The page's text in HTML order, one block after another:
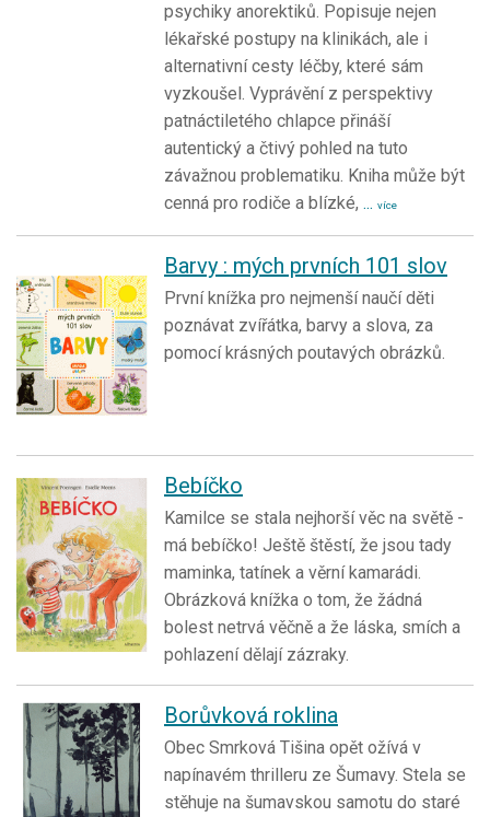
psychiky anorektiků. Popisuje nejen
lékařské postupy na klinikách, ale i
alternativní cesty léčby, které sám
vyzkoušel. Vyprávění z perspektivy
patnáctiletého chlapce přináší
autentický a čtivý pohled na tuto
závažnou problematiku. Kniha může být
cenná pro rodiče a blízké, ... více
Barvy : mých prvních 101 slov
První knížka pro nejmenší naučí děti
poznávat zvířátka, barvy a slova, za
pomocí krásných poutavých obrázků.
Bebíčko
Kamilce se stala nejhorší věc na světě -
má bebíčko! Ještě štěstí, že jsou tady
maminka, tatínek a věrní kamarádi.
Obrázková knížka o tom, že žádná
bolest netrvá věčně a že láska, smích a
pohlazení dělají zázraky.
Borůvková roklina
Obec Smrková Tišina opět ožívá v
napínavém thrilleru ze Šumavy. Stela se
stěhuje na šumavskou samotu do staré